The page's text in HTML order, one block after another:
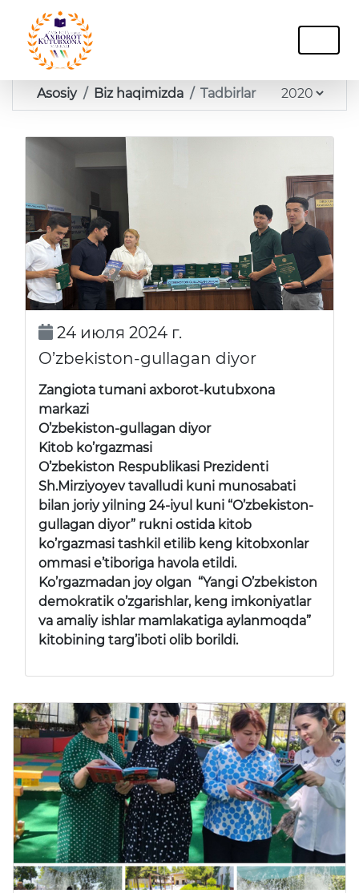
Asosiy Biz haqimizda Tadbirlar
24 июля 2024 г.
O’zbekiston-gullagan diyor
Zangiota tumani axborot-kutubxona
markazi
O’zbekiston-gullagan diyor
Kitob ko’rgazmasi
O’zbekiston Respublikasi Prezidenti
Sh.Mirziyoyev tavalludi kuni munosabati
bilan joriy yilning 24-iyul kuni “O’zbekiston-
gullagan diyor” rukni ostida kitob
ko’rgazmasi tashkil etilib keng kitobxonlar
ommasi e’tiboriga havola etildi.
Ko’rgazmadan joy olgan “Yangi O’zbekiston
demokratik o’zgarishlar, keng imkoniyatlar
va amaliy ishlar mamlakatiga aylanmoqda”
kitobining targ’iboti olib borildi.